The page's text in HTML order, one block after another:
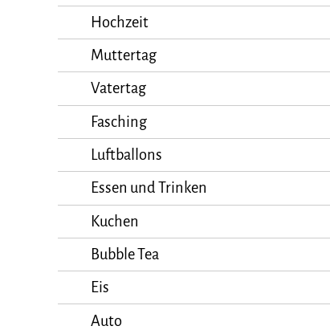
Hochzeit
Muttertag
Vatertag
Fasching
Luftballons
Essen und Trinken
Kuchen
Bubble Tea
Eis
Auto